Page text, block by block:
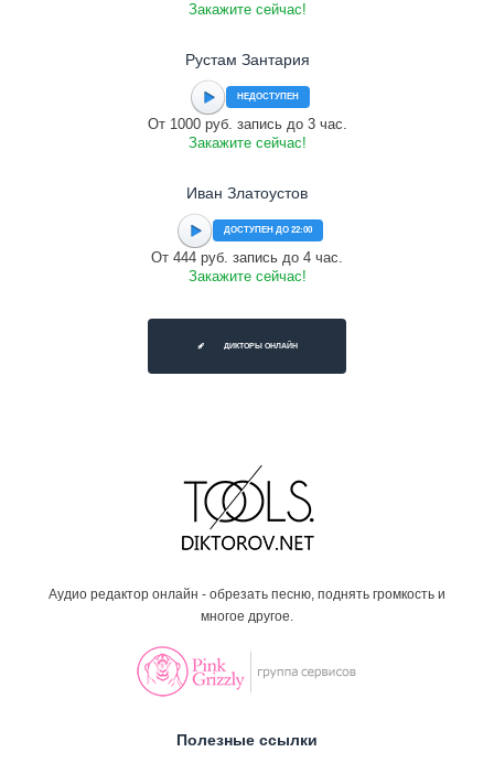
Закажите сейчас!
Рустам Зантария
НЕДОСТУПЕН
От 1000 руб. запись до 3 час.
Закажите сейчас!
Иван Златоустов
ДОСТУПЕН ДО 22:00
От 444 руб. запись до 4 час.
Закажите сейчас!
ДИКТОРЫ ОНЛАЙН
Аудио редактор онлайн - обрезать песню, поднять громкость и
многое другое.
Полезные ссылки